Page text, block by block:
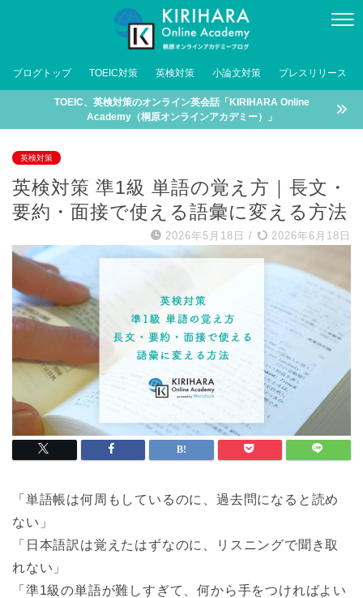
ブログトップ TOEIC対策 英検対策 小論文対策 プレスリリース
TOEIC、英検対策のオンライン英会話「KIRIHARA Online
Academy（桐原オンラインアカデミー）」
英検対策
英検対策 準1級 単語の覚え方｜長文・
要約・面接で使える語彙に変える方法
2026年5月18日 / 2026年6月18日
「単語帳は何周もしているのに、過去問になると読め
ない」
「日本語訳は覚えたはずなのに、リスニングで聞き取
れない」
「準1級の単語が難しすぎて、何から手をつければよい